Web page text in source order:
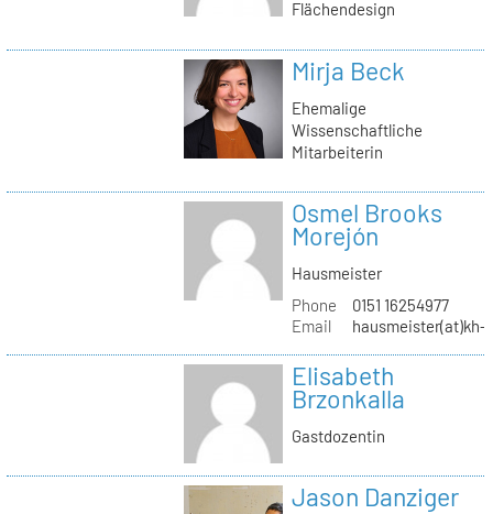
Flächendesign
Mirja Beck
Ehemalige
Wissenschaftliche
Mitarbeiterin
Osmel Brooks
Morejón
Hausmeister
Phone
0151 16254977
Email
hausmeister(at)kh-
Elisabeth
Brzonkalla
Gastdozentin
Jason Danziger